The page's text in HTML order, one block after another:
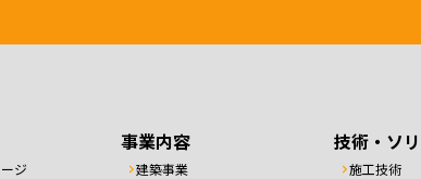
ジ
事業内容
建築事業
技術・ソ
施工技術